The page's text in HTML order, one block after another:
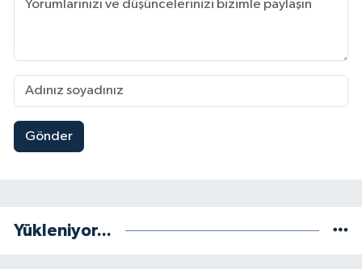
Gönder
Yükleniyor...